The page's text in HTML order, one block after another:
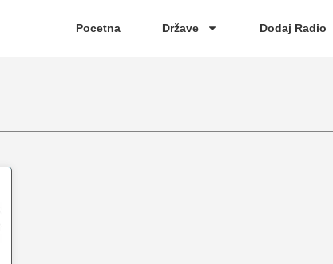
Pocetna Države Dodaj Radio